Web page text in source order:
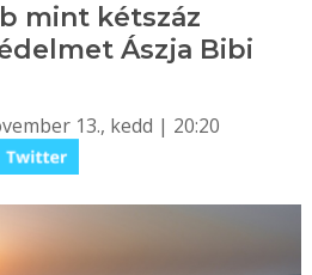
mint kétszáz
Ászja Bibi
13., kedd | 20:20